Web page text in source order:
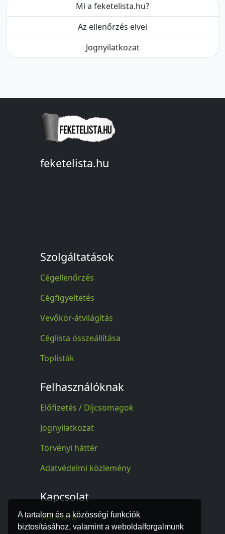
A tartalom és a közösségi funkciók
biztosításához, valamint a weboldalforgalmunk
Mi a feketelista.hu?
Az ellenőrzés elvei
Jognyilatkozat
feketelista.hu
Szolgáltatások
Cégellenőrzés
Cégfigyeltetés
Vevőkör-átvilágítás
Céglista összeállítása
Toplisták
Felhasználóknak
Előfizetés / Díjcsomagok
Jognyilatkozat
Törvényi háttér
Adatvédelmi közlemény
Kapcsolat
Vélemény